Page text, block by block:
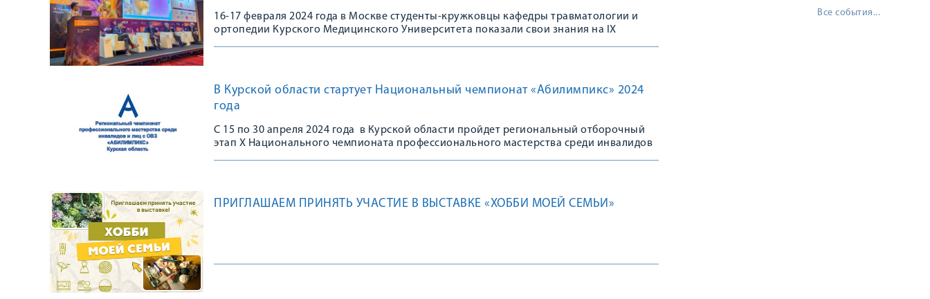
16-17 февраля 2024 года в Москве студенты-кружковцы кафедры травматологии и
ортопедии Курского Медицинского Университета показали свои знания на IX
В Курской области стартует Национальный чемпионат «Абилимпикс» 2024
года
С 15 по 30 апреля 2024 года в Курской области пройдет региональный отборочный
этап X Национального чемпионата профессионального мастерства среди инвалидов
ПРИГЛАШАЕМ ПРИНЯТЬ УЧАСТИЕ В ВЫСТАВКЕ «ХОББИ МОЕЙ СЕМЬИ»
Все события...